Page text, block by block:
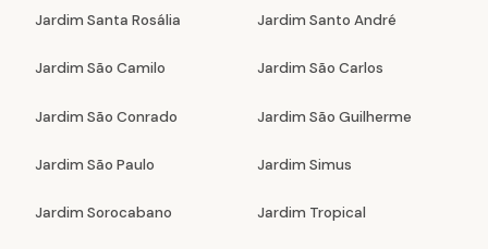
Jardim Santa Rosália Jardim Santo André
Jardim São Camilo Jardim São Carlos
Jardim São Conrado Jardim São Guilherme
Jardim São Paulo Jardim Simus
Jardim Sorocabano Jardim Tropical